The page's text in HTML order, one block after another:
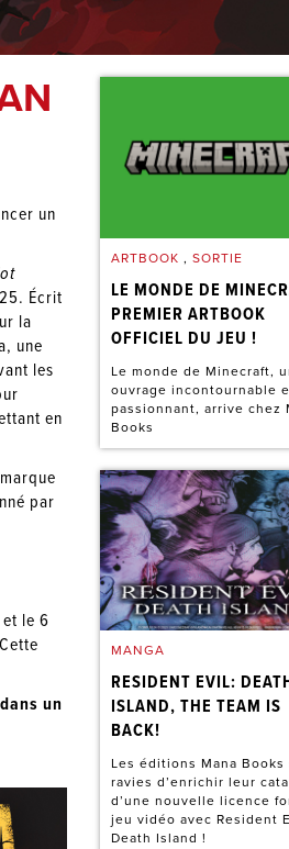
un
Écrit
la
une
les
en
par
le 6
un
ARTBOOK , SORTIE
LE MONDE DE
PREMIER ARTBOOK
OFFICIEL DU JEU !
Le monde de Minecraft,
ouvrage incontournable
passionnant, arrive chez
Books
MANGA
RESIDENT EVIL:
ISLAND, THE TEAM IS
BACK!
Les éditions Mana Books
ravies d’enrichir leur
d’une nouvelle licence
jeu vidéo avec Resident
Death Island !